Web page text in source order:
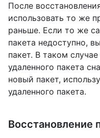
После
использовать то же
раньше. Если то же
пакета недоступно,
пакет. В таком
удаленного пакета
новый пакет,
удаленного пакета.
Восстановление